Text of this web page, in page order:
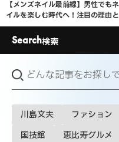
【メンズネイル最前線】男性でもネ
イルを楽しむ時代へ！注目の理由と
人気デザインを紹介
Search検索
川島文夫 ファション
国技館 恵比寿グルメ